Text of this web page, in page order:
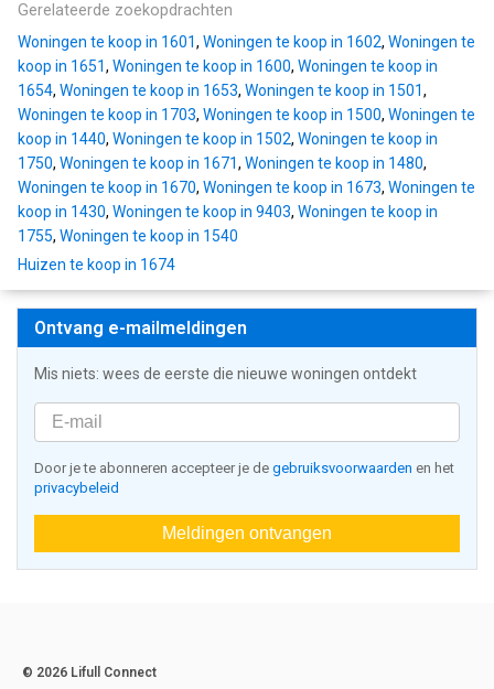
Gerelateerde zoekopdrachten
Woningen te koop in 1601, Woningen te koop in 1602, Woningen te
koop in 1651, Woningen te koop in 1600, Woningen te koop in
1654, Woningen te koop in 1653, Woningen te koop in 1501,
Woningen te koop in 1703, Woningen te koop in 1500, Woningen te
koop in 1440, Woningen te koop in 1502, Woningen te koop in
1750, Woningen te koop in 1671, Woningen te koop in 1480,
Woningen te koop in 1670, Woningen te koop in 1673, Woningen te
koop in 1430, Woningen te koop in 9403, Woningen te koop in
1755, Woningen te koop in 1540
Huizen te koop in 1674
Ontvang e-mailmeldingen
Mis niets: wees de eerste die nieuwe woningen ontdekt
Door je te abonneren accepteer je de gebruiksvoorwaarden en het
privacybeleid
Meldingen ontvangen
© 2026 Lifull Connect